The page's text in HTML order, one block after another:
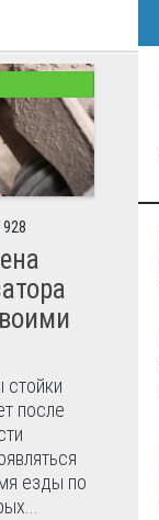
928
после
езды по